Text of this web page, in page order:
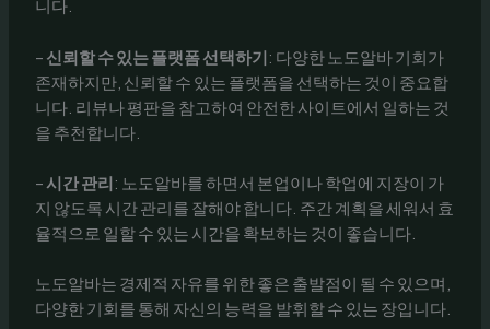
니다.
– 신뢰할 수 있는 플랫폼 선택하기 : 다양한 노도알바 기회가
존재하지만, 신뢰할 수 있는 플랫폼을 선택하는 것이 중요합
니다. 리뷰나 평판을 참고하여 안전한 사이트에서 일하는 것
을 추천합니다.
–시간 관리 : 노도알바를 하면서 본업이나 학업에 지장이 가
지 않도록 시간 관리를 잘해야 합니다. 주간 계획을 세워서 효
율적으로 일할 수 있는 시간을 확보하는 것이 좋습니다.
노도알바는 경제적 자유를 위한 좋은 출발점이 될 수 있으며,
다양한 기회를 통해 자신의 능력을 발휘할 수 있는 장입니다.